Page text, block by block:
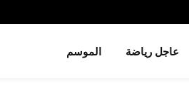
عاجل رياضة الموسم